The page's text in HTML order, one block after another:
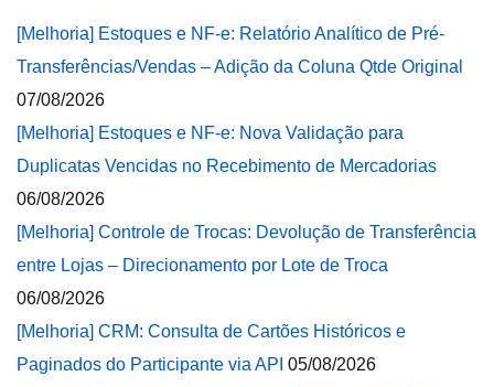
[Melhoria] Estoques e NF-e: Relatório Analítico de Pré-
Transferências/Vendas – Adição da Coluna Qtde Original
07/08/2026
[Melhoria] Estoques e NF-e: Nova Validação para
Duplicatas Vencidas no Recebimento de Mercadorias
06/08/2026
[Melhoria] Controle de Trocas: Devolução de Transferência
entre Lojas – Direcionamento por Lote de Troca
06/08/2026
[Melhoria] CRM: Consulta de Cartões Históricos e
Paginados do Participante via API 05/08/2026